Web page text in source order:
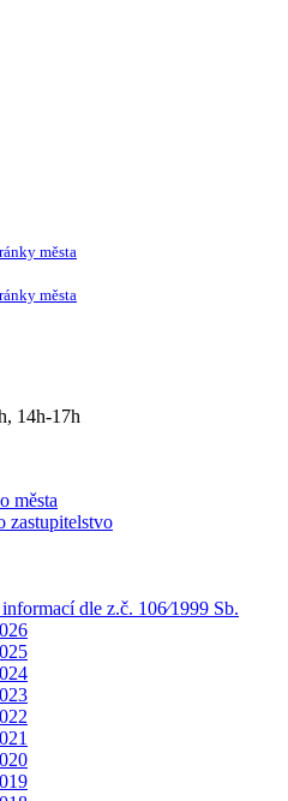
města
města
14h-17h
města
zastupitelstvo
dle z.č. 106⁄1999 Sb.